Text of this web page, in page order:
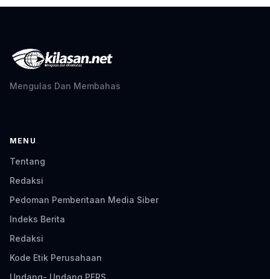
Mengulas Dan Membahas
MENU
Tentang
Redaksi
Pedoman Pemberitaan Media Siber
Indeks Berita
Redaksi
Kode Etik Perusahaan
Undang- Undang PERS